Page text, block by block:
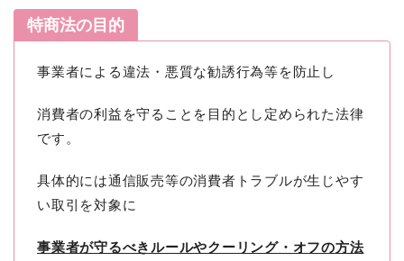
特商法の目的
事業者による違法・悪質な勧誘行為等を防止し
消費者の利益を守ることを目的とし定められた法律
です。
具体的には通信販売等の消費者トラブルが生じやす
い取引を対象に
事業者が守るべきルールやクーリング・オフの方法